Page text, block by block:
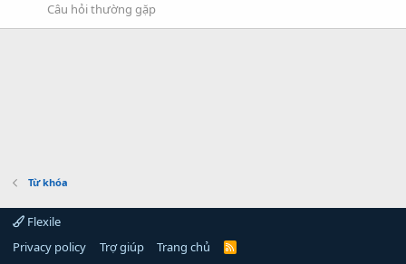
Câu hỏi thường gặp
Từ khóa
Flexile
Privacy policy
Trợ giúp Trang chủ
R